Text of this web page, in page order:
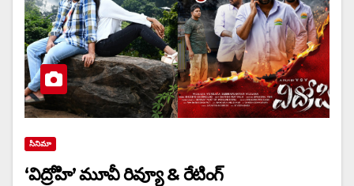
సినిమా
‘విద్రోహి’ మూవీ రివ్యూ & రేటింగ్